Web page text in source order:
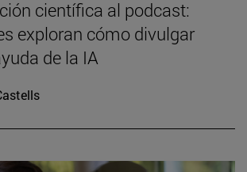
científica al podcast:
exploran cómo divulgar
de la IA